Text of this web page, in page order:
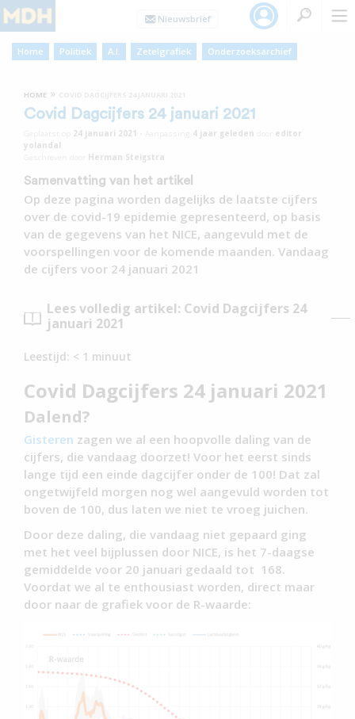
Home Politiek A.I. Zetelgrafiek Onderzoeksarchief
HOME »
Covid Dagcijfers 24 januari 2021
24 januari 2021 4 jaar geleden
editor
yolandal
Herman Steigstra
Samenvatting van het artikel
Op deze pagina worden dagelijks de laatste cijfers
over de covid-19 epidemie gepresenteerd, op basis
van de gegevens van het NICE, aangevuld met de
voorspellingen voor de komende maanden. Vandaag
de cijfers voor 24 januari 2021
Lees volledig artikel: Covid Dagcijfers 24
januari 2021
Leestijd: < 1 minuut
Covid Dagcijfers 24 januari 2021
Dalend?
Gisteren zagen we al een hoopvolle daling van de
cijfers, die vandaag doorzet! Voor het eerst sinds
lange tijd een einde dagcijfer onder de 100! Dat zal
ongetwijfeld morgen nog wel aangevuld worden tot
boven de 100, dus laten we niet te vroeg juichen.
Door deze daling, die vandaag niet gepaard ging
met het veel bijplussen door NICE, is het 7-daagse
gemiddelde voor 20 januari gedaald tot 168.
Voordat we al te enthousiast worden, direct maar
door naar de grafiek voor de R-waarde: